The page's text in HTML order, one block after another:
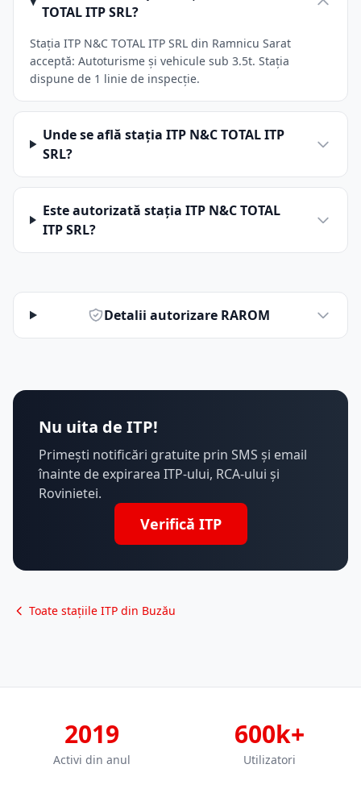
TOTAL ITP SRL?
Stația ITP N&C TOTAL ITP SRL din Ramnicu Sarat
acceptă: Autoturisme și vehicule sub 3.5t. Stația
dispune de 1 linie de inspecție.
Unde se află stația ITP N&C TOTAL ITP
SRL?
Este autorizată stația ITP N&C TOTAL
ITP SRL?
Detalii autorizare RAROM
Nu uita de ITP!
Primești notificări gratuite prin SMS și email
înainte de expirarea ITP-ului, RCA-ului și
Rovinietei.
Verifică ITP
Toate stațiile ITP din Buzău
2019
Activi din anul
600k+
Utilizatori